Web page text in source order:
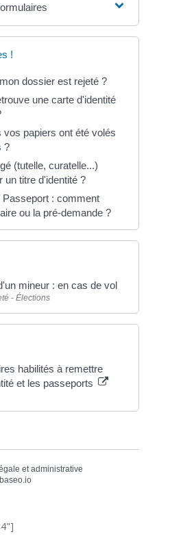
!
dossier est rejeté ?
une carte d'identité
vos papiers ont été volés
?
(tutelle, curatelle...)
un titre d'identité ?
Passeport : comment
ou la pré-demande ?
mineur : en cas de vol
- Élections
habilités à remettre
et les passeports
et administrative
baseo.io